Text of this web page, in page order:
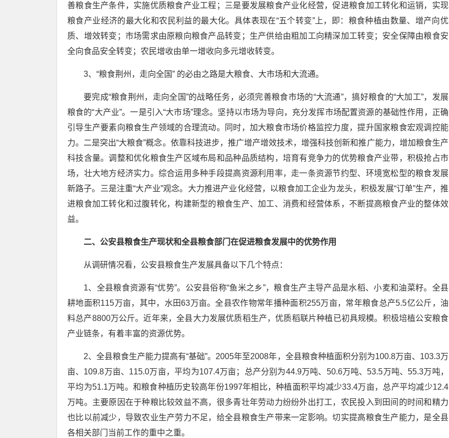
善粮食生产条件，实施优质粮食产业工程；三是要发展粮食产业化经营，促进粮食加工转化和运销，实现
粮食产业经济的最大化和农民利益的最大化。具体表现在“五个转变”上，即：粮食种植由数量、增产向优
质、增效转变；市场需求由原粮向粮食产品转变；生产供给由粗加工向精深加工转变；安全保障由粮食安
全向食品安全转变；农民增收由单一增收向多元增收转变。
3、“粮食荆州，走向全国” 的必由之路是大粮食、大市场和大流通。
要完成“粮食荆州，走向全国”的战略任务，必须完善粮食市场的“大流通”，搞好粮食的“大加工”，发展
粮食的“大产业”。一是引入“大市场”理念。坚持以市场为导向，充分发挥市场配置资源的基础性作用，正确
引导生产要素向粮食生产领域的合理流动。同时，加大粮食市场价格监控力度，提升国家粮食宏观调控能
力。二是突出“大粮食”概念。依靠科技进步，推广增产增效技术，增强科技创新和推广能力，增加粮食生产
科技含量。调整和优化粮食生产区域布局和品种品质结构，培育有竞争力的优势粮食产业带，积极抢占市
场，壮大地方经济实力。综合运用多种手段提高资源利用率，走一条资源节约型、环境宽松型的粮食发展
新路子。三是注重“大产业”观念。大力推进产业化经营，以粮食加工企业为龙头，积极发展“订单”生产，推
进粮食加工转化和过腹转化，构建新型的粮食生产、加工、消费和经营体系，不断提高粮食产业的整体效
益。
二、公安县粮食生产现状和全县粮食部门在促进粮食发展中的优势作用
从调研情况看，公安县粮食生产发展具备以下几个特点：
1、全县粮食资源有“优势”。公安县俗称“鱼米之乡”，粮食生产主导产品是水稻、小麦和油菜籽。全县
耕地面积115万亩，其中，水田63万亩。全县农作物常年播种面积255万亩，常年粮食总产5.5亿公斤，油
料总产8800万公斤。近年来，全县大力发展优质稻生产，优质稻联片种植已初具规模。积极培植公安粮食
产业链条，有着丰富的资源优势。
2、全县粮食生产能力提高有“基础”。2005年至2008年，全县粮食种植面积分别为100.8万亩、103.3万
亩、109.8万亩、115.0万亩，平均为107.4万亩；总产分别为44.9万吨、50.6万吨、53.5万吨、55.3万吨，
平均为51.1万吨。和粮食种植历史较高年份1997年相比，种植面积平均减少33.4万亩，总产平均减少12.4
万吨。主要原因在于种粮比较效益不高，很多青壮年劳动力纷纷外出打工，农民投入到田间的时间和精力
也比以前减少，导致农业生产劳力不足，给全县粮食生产带来一定影响。切实提高粮食生产能力，是全县
各相关部门当前工作的重中之重。